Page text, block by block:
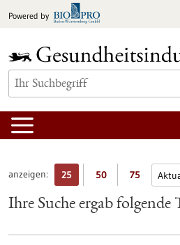
Inhalt
Powered by
anzeigen: 25 50 75
Ihre Suche ergab folgende